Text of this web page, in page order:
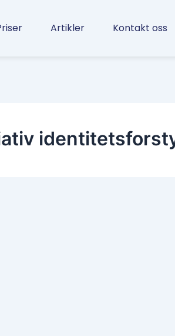
Artikler Kontakt oss